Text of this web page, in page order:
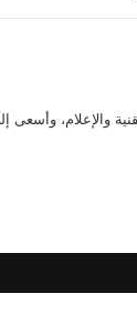
وأسعى إلى